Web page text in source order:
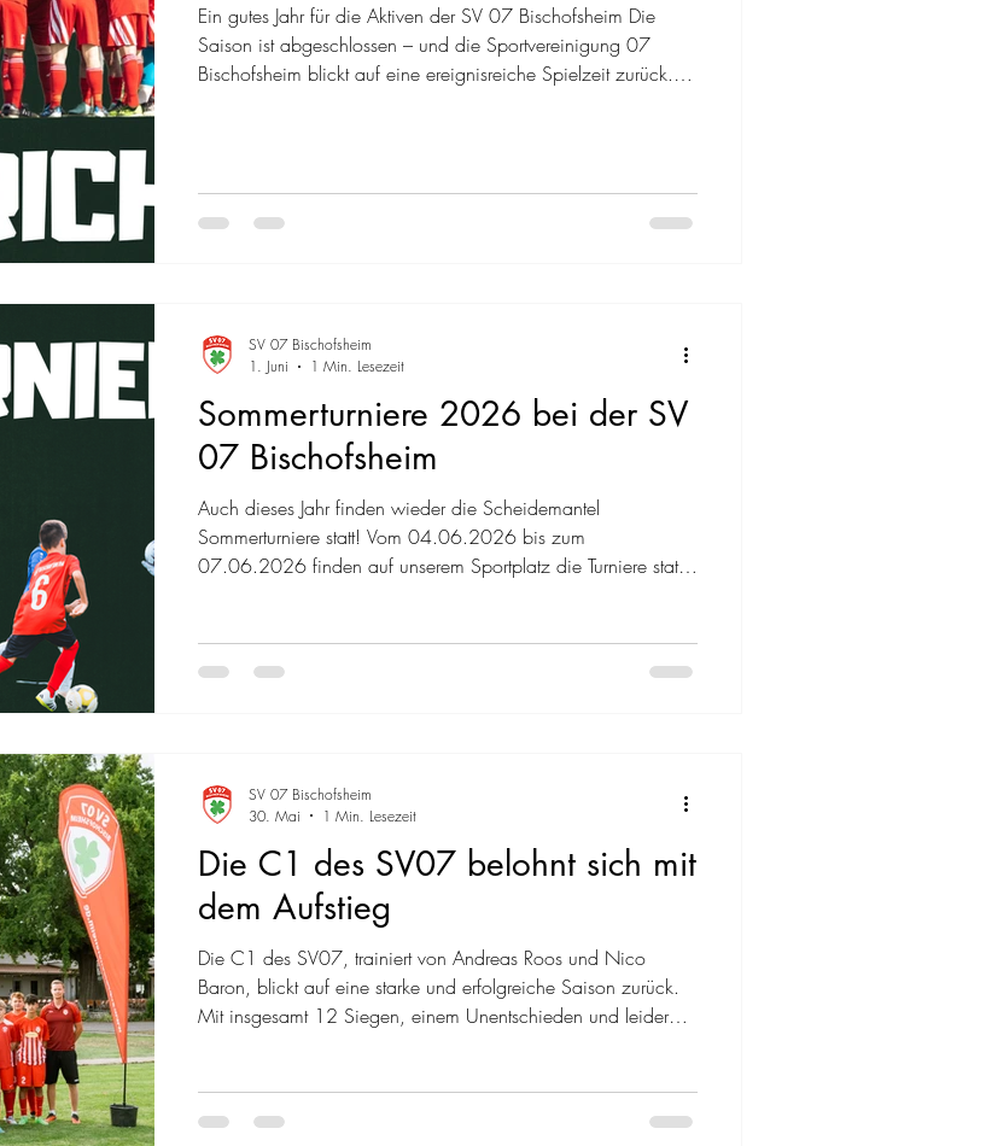
Ein gutes Jahr für die Aktiven der SV 07 Bischofsheim Die
Saison ist abgeschlossen – und die Sportvereinigung 07
Bischofsheim blickt auf eine ereignisreiche Spielzeit zurück.
Mannschaft: Zwischenzeitlich am Aufstieg geschnuppert –
Platz 7 am Ende Nach der fulminanten Meisterschaft in der
Sommerturniere 2026 bei der SV
07 Bischofsheim
Auch dieses Jahr finden wieder die Scheidemantel
Sommerturniere statt! Vom 04.06.2026 bis zum
07.06.2026 finden auf unserem Sportplatz die Turniere statt.
SV 07 Bischofsheim
1. Juni
1 Min. Lesezeit
Die C1 des SV07 belohnt sich mit
dem Aufstieg
Die C1 des SV07, trainiert von Andreas Roos und Nico
Baron, blickt auf eine starke und erfolgreiche Saison zurück.
Mit insgesamt 12 Siegen, einem Unentschieden und leider
beeindruckend ist dabei das Torverhältnis von 79:25 Toren,
womit der SV07 sowohl die zweitbeste Offensive als auch
SV 07 Bischofsheim
30. Mai
1 Min. Lesezeit